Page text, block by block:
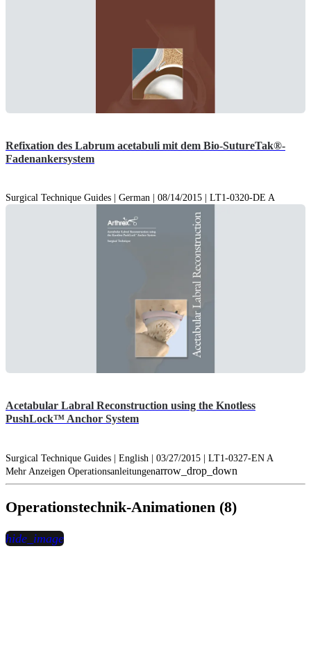
Refixation des Labrum acetabuli mit dem Bio-SutureTak®-
Fadenankersystem
Surgical Technique Guides | German | 08/14/2015 | LT1-0320-DE A
Acetabular Labral Reconstruction using the Knotless
PushLock™ Anchor System
Surgical Technique Guides | English | 03/27/2015 | LT1-0327-EN A
Mehr Anzeigen Operationsanleitungenarrow_drop_down
Operationstechnik-Animationen (8)
hide_image